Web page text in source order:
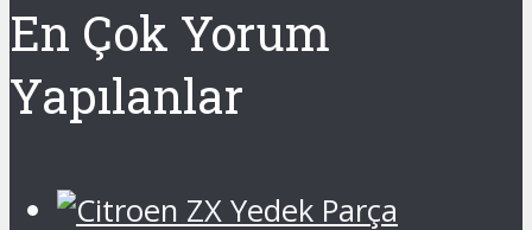
En Çok Yorum
Yapılanlar